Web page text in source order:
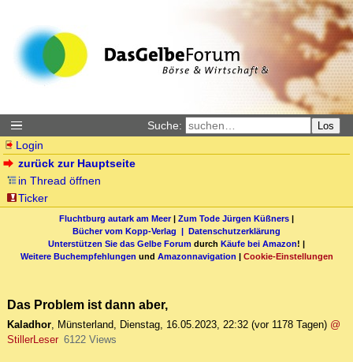
Suche: Los
Login
zurück zur Hauptseite
in Thread öffnen
Ticker
Fluchtburg autark am Meer| Zum Tode Jürgen Küßners |
Bücher vom Kopp-Verlag | Datenschutzerklärung
Unterstützen Sie das Gelbe Forum durch Käufe bei Amazon! |
Weitere Buchempfehlungen und Amazonnavigation | Cookie-Einstellungen
Das Problem ist dann aber,
Kaladhor, Münsterland, Dienstag, 16.05.2023, 22:32 (vor 1178 Tagen) @
StillerLeser 6122 Views